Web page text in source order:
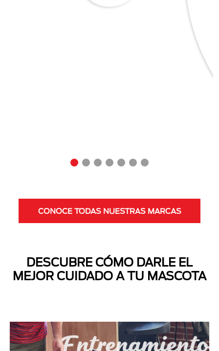
CONOCE TODAS NUESTRAS MARCAS
DESCUBRE CÓMO DARLE EL
MEJOR CUIDADO A TU MASCOTA